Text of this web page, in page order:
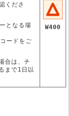
くださ
となる場
ードをご
合は、チ
まで1日以
W400